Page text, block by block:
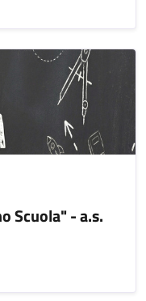
Scuola" - a.s.